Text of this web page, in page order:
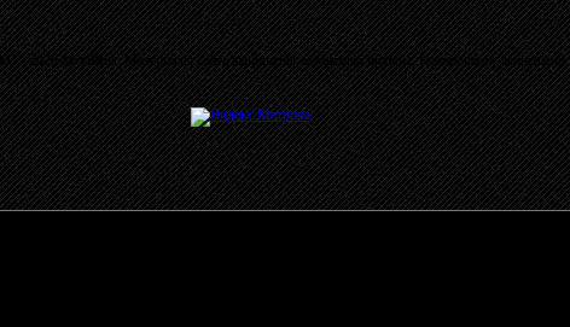
- 2026 MetalRus. Материалы сайта защищены авторским правом. Копирование запрещено.